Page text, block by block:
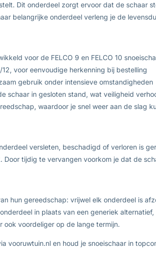
Dit onderdeel zorgt ervoor dat de schaar
belangrijke onderdeel verleng je de
voor de FELCO 9 en FELCO 10
voor eenvoudige herkenning bij bestelling
gebruik onder intensieve omstandigheden
schaar in gesloten stand, wat veiligheid
waardoor je snel weer aan de slag
versleten, beschadigd of verloren is
Door tijdig te vervangen voorkom je dat de
hun gereedschap: vrijwel elk onderdeel is
in plaats van een generiek
ook voordeliger op de lange termijn.
vooruwtuin.nl en houd je snoeischaar in